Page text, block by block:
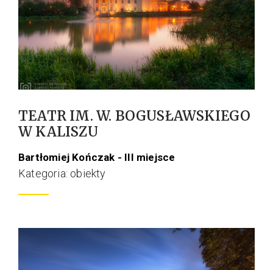
TEATR IM. W. BOGUSŁAWSKIEGO
W KALISZU
Bartłomiej Kończak - III miejsce
Kategoria: obiekty